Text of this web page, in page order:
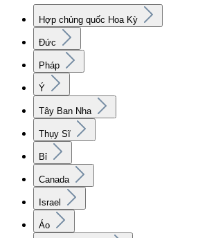
Hợp chủng quốc Hoa Kỳ
Đức
Pháp
Ý
Tây Ban Nha
Thụy Sĩ
Bỉ
Canada
Israel
Áo